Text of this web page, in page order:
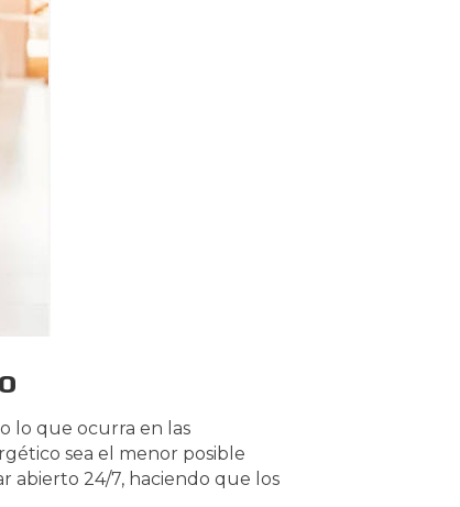
lo que ocurra en las
sea el menor posible
abierto 24/7, haciendo que los